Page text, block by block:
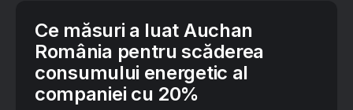
Ce măsuri a luat Auchan
România pentru scăderea
consumului energetic al
companiei cu 20%